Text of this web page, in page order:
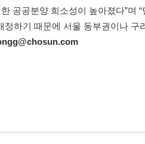
공공분양 희소성이 높아졌다”며
정하기 때문에 서울 동부권이나 구